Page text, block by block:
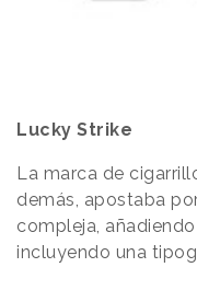
Lucky Strike
La marca de
demás, apostaba
compleja,
incluyendo una